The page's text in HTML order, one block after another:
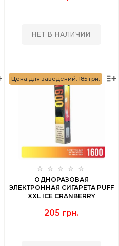
НЕТ В НАЛИЧИИ
Цена для заведений: 185 грн.
ОДНОРАЗОВАЯ
ЭЛЕКТРОННАЯ СИГАРЕТА PUFF
XXL ICE CRANBERRY
ЛИМОНАД ЛЕД) 1600 PUFF
205 грн.